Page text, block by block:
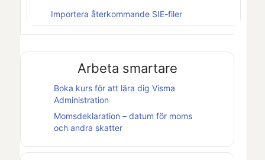
Importera återkommande SIE-filer
Arbeta smartare
Boka kurs för att lära dig Visma
Administration
Momsdeklaration – datum för moms
och andra skatter